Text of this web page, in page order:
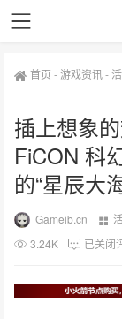
首页 -游戏资讯-
插上想象
FiCON 科
的“星辰大
Gameib.cn
3.24K
已关闭